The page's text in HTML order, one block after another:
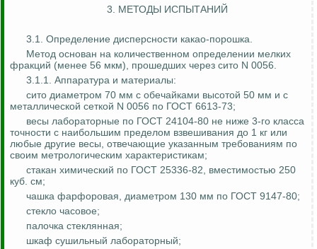
3. МЕТОДЫ ИСПЫТАНИЙ
3.1. Определение дисперсности какао-порошка.
Метод основан на количественном определении мелких
фракций (менее 56 мкм), прошедших через сито N 0056.
3.1.1. Аппаратура и материалы:
сито диаметром 70 мм с обечайками высотой 50 мм и с
металлической сеткой N 0056 по ГОСТ 6613-73;
весы лабораторные по ГОСТ 24104-80 не ниже 3-го класса
точности с наибольшим пределом взвешивания до 1 кг или
любые другие весы, отвечающие указанным требованиям по
своим метрологическим характеристикам;
стакан химический по ГОСТ 25336-82, вместимостью 250
куб. см;
чашка фарфоровая, диаметром 130 мм по ГОСТ 9147-80;
стекло часовое;
палочка стеклянная;
шкаф сушильный лабораторный;